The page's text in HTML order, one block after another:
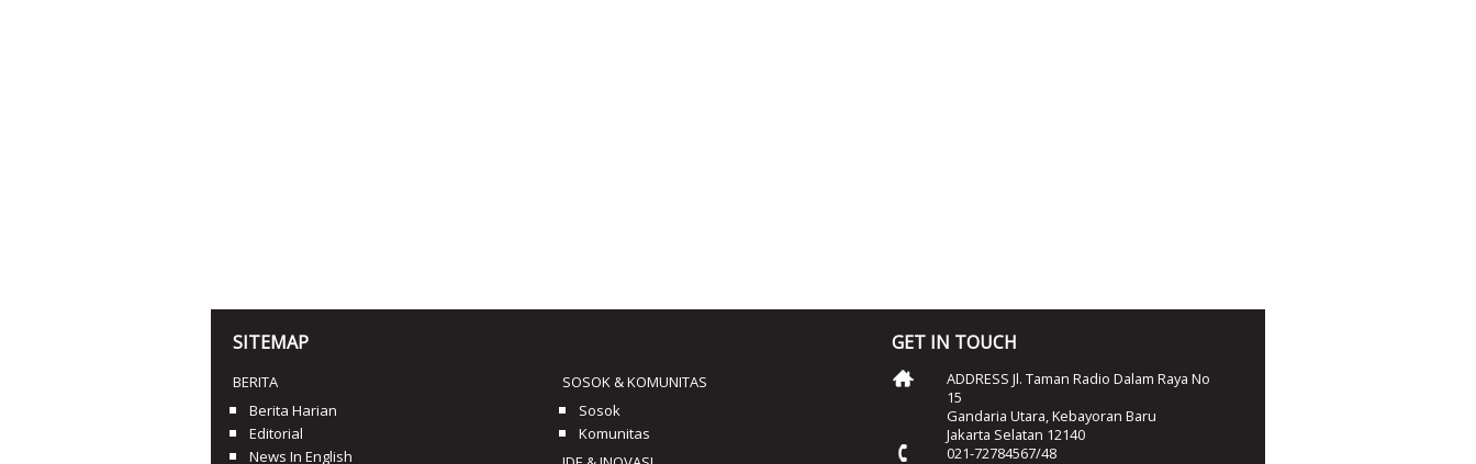
SITEMAP
BERITA
Berita Harian
Editorial
News In English
SOSOK & KOMUNITAS
Sosok
Komunitas
GET IN TOUCH
ADDRESS Jl. Taman Radio Dalam Raya No
15
Gandaria Utara, Kebayoran Baru
Jakarta Selatan 12140
021-72784567/48